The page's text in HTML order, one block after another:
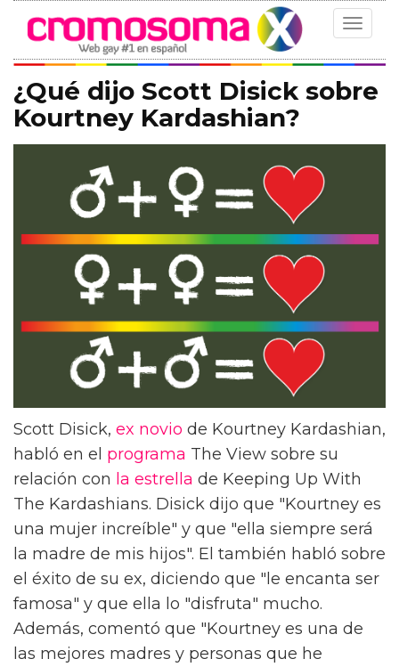
Toggle
¿Qué dijo Scott Disick sobre
Kourtney Kardashian?
Scott Disick, ex novio de Kourtney Kardashian,
habló en el programa The View sobre su
relación con la estrella de Keeping Up With
The Kardashians. Disick dijo que "Kourtney es
una mujer increíble" y que "ella siempre será
la madre de mis hijos". El también habló sobre
el éxito de su ex, diciendo que "le encanta ser
famosa" y que ella lo "disfruta" mucho.
Además, comentó que "Kourtney es una de
las mejores madres y personas que he